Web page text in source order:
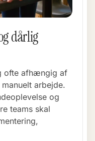
dårlig
ofte afhængig af
arbejde.
og
teams skal